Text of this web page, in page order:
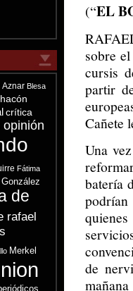
Aznar Blesa
crítica
Fátima
González
de
rafael
Merkel
(“EL
sobre
cursis
partir
Cañete
Una
batería
de